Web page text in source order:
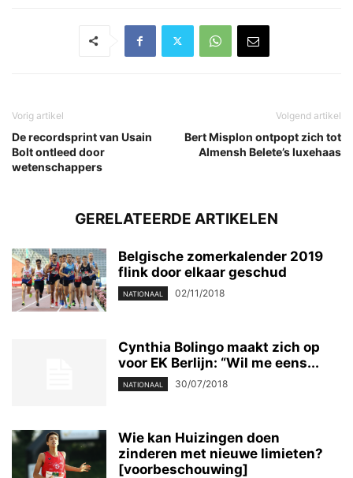
Vorig artikel
De recordsprint van Usain
Bolt ontleed door
wetenschappers
Volgend artikel
Bert Misplon ontpopt zich tot
Almensh Belete’s luxehaas
GERELATEERDE ARTIKELEN
Belgische zomerkalender 2019
flink door elkaar geschud
NATIONAAL 02/11/2018
Cynthia Bolingo maakt zich op
voor EK Berlijn: “Wil me eens...
NATIONAAL 30/07/2018
Wie kan Huizingen doen
zinderen met nieuwe limieten?
[voorbeschouwing]